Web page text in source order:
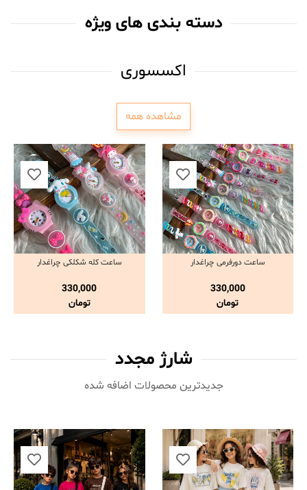
دسته بندی های ویژه
اکسسوری
مشاهده همه
مشاهده و خرید
ساعت دورفرمی چراغدار
330,000
تومان
مشاهده و خرید
ساعت کله شکلکی چراغدار
330,000
تومان
شارژ مجدد
جدیدترین محصولات اضافه شده‌
ناموجود